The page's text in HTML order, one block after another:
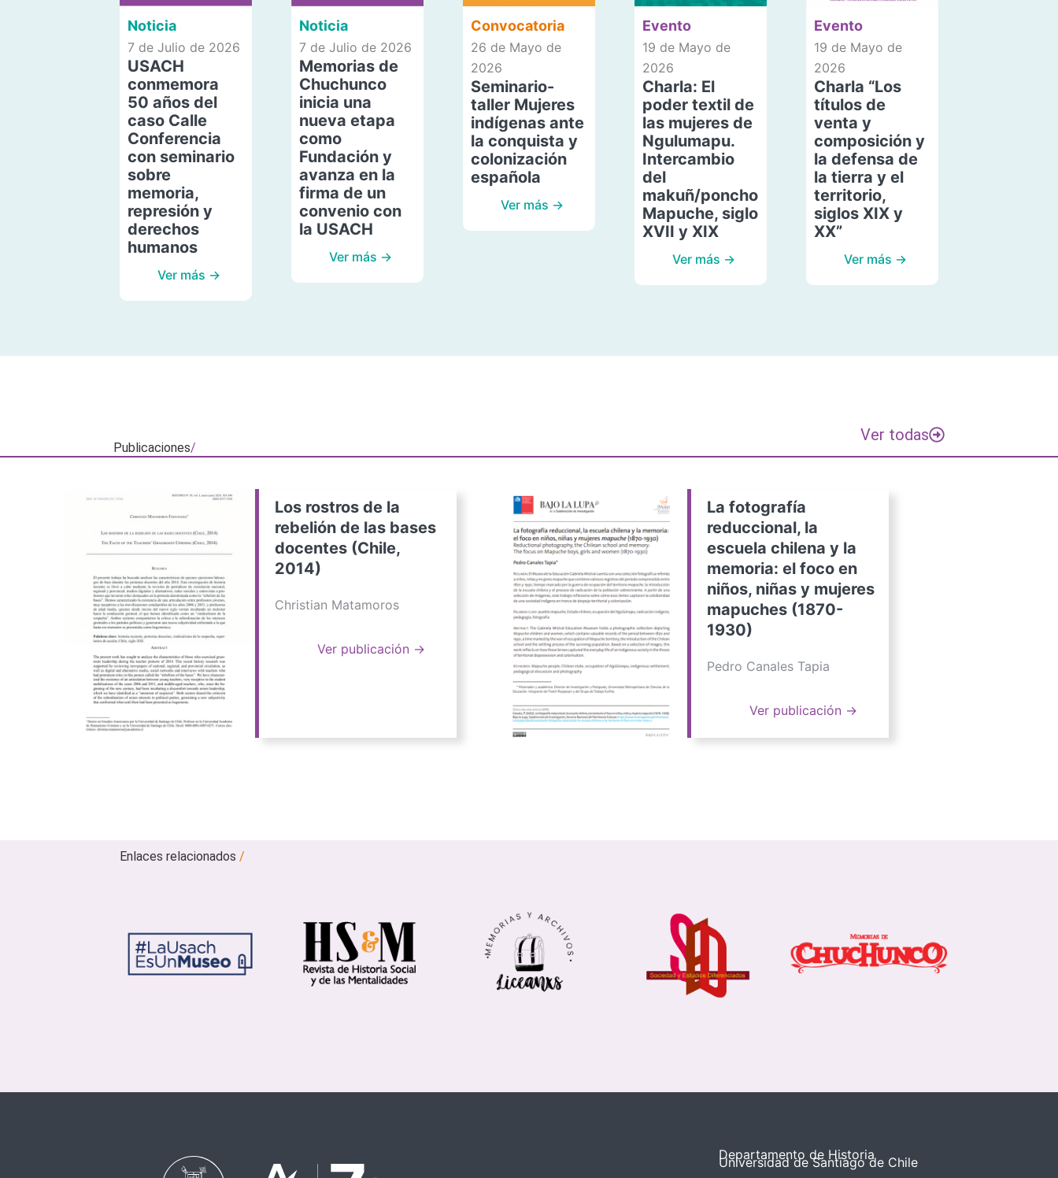
Noticia
7 de Julio de 2026
USACH
conmemora
50 años del
caso Calle
Conferencia
con seminario
sobre
memoria,
represión y
derechos
humanos
Ver más →
Noticia
7 de Julio de 2026
Memorias de
Chuchunco
inicia una
nueva etapa
como
Fundación y
avanza en la
firma de un
convenio con
la USACH
Ver más →
Convocatoria
26 de Mayo de
2026
Seminario-
taller Mujeres
indígenas ante
la conquista y
colonización
española
Ver más →
Evento
19 de Mayo de
2026
Charla: El
poder textil de
las mujeres de
Ngulumapu.
Intercambio
del
makuñ/poncho
Mapuche, siglo
XVII y XIX
Ver más →
Evento
19 de Mayo de
2026
Charla “Los
títulos de
venta y
composición y
la defensa de
la tierra y el
territorio,
siglos XIX y
XX”
Ver más →
Publicaciones/
Ver todas
Los rostros de la
rebelión de las bases
docentes (Chile,
2014)
Christian Matamoros
Ver publicación →
La fotografía
reduccional, la
escuela chilena y la
memoria: el foco en
niños, niñas y mujeres
mapuches (1870-
1930)
Pedro Canales Tapia
Ver publicación →
Enlaces relacionados/
Departamento de Historia
Universidad de Santiago de Chile